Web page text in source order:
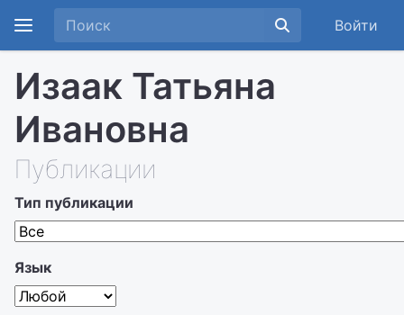
Войти
Изаак Татьяна
Ивановна
Публикации
Тип публикации
Язык